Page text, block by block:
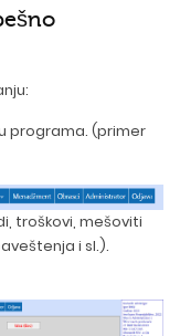
programa. (primer
troškovi, mešoviti
i sl.).